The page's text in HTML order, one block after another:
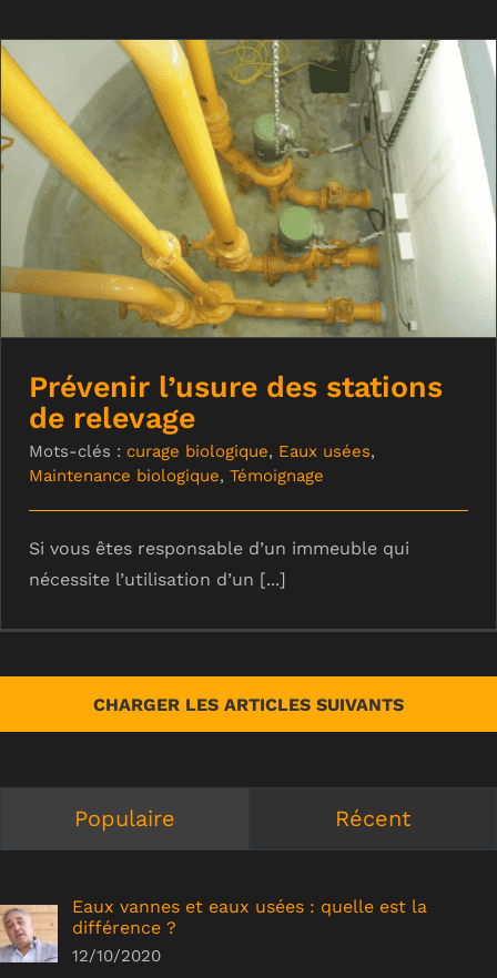
Prévenir l’usure des stations de
relevage
Prévenir l’usure des stations
de relevage
Mots-clés : curage biologique, Eaux usées,
Maintenance biologique, Témoignage
Si vous êtes responsable d’un immeuble qui
nécessite l’utilisation d’un [...]
CHARGER LES ARTICLES SUIVANTS
Populaire Récent
Eaux vannes et eaux usées : quelle est la
différence ?
12/10/2020